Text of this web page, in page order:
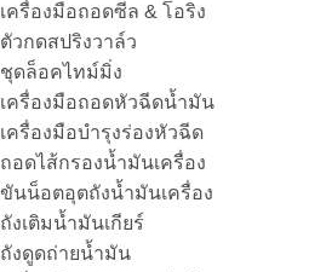
เครื่องมือถอดซีล & โอริง
ตัวกดสปริงวาล์ว
ชุดล็อคไทม์มิ่ง
เครื่องมือถอดหัวฉีดน้ำมัน
เครื่องมือบำรุงร่องหัวฉีด
ถอดไส้กรองน้ำมันเครื่อง
ขันน็อตอุตถังน้ำมันเครื่อง
ถังเติมน้ำมันเกียร์
ถังดูดถ่ายน้ำมัน